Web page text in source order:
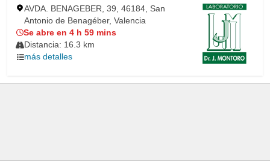
AVDA. BENAGEBER, 39, 46184, San
Antonio de Benagéber, Valencia
Se abre en 4 h 59 mins
Distancia: 16.3 km
más detalles